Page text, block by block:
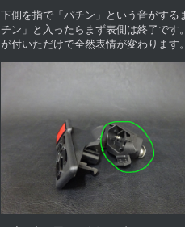
下側を指で「パチン」という音がす
チン」と入ったらまず表側は終了で
が付いただけで全然表情が変わります